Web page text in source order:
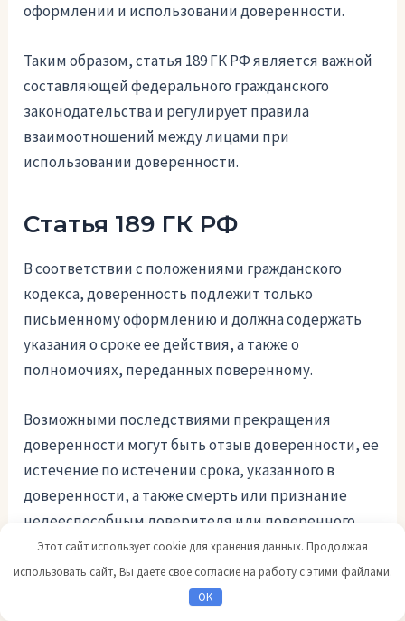
оформлении и использовании доверенности.
Таким образом, статья 189 ГК РФ является важной
составляющей федерального гражданского
законодательства и регулирует правила
взаимоотношений между лицами при
использовании доверенности.
Статья 189 ГК РФ
В соответствии с положениями гражданского
кодекса, доверенность подлежит только
письменному оформлению и должна содержать
указания о сроке ее действия, а также о
полномочиях, переданных поверенному.
Возможными последствиями прекращения
доверенности могут быть отзыв доверенности, ее
истечение по истечении срока, указанного в
доверенности, а также смерть или признание
недееспособным доверителя или поверенного.
Статья 189 ГК РФ предусматривает, что в случае
прекращения доверенности, поверенный обязан
Этот сайт использует cookie для хранения данных. Продолжая
использовать сайт, Вы даете свое согласие на работу с этими файлами.
OK